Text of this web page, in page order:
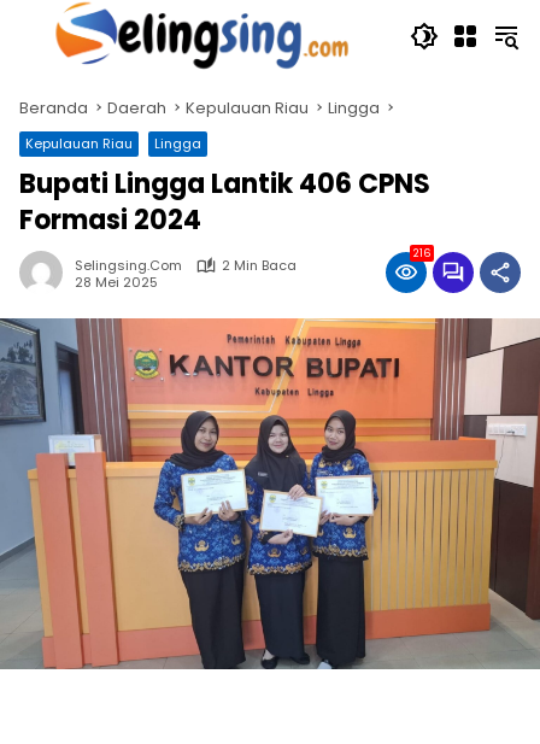
Langsung
Beranda Daerah Kepulauan Riau Lingga
Kepulauan Riau Lingga
Bupati Lingga Lantik 406 CPNS
Formasi 2024
Selingsing.com
2 Min Baca
28 Mei 2025
216